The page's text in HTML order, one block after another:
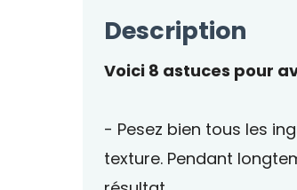
Description
Voici 8 astuces pour
- Pesez bien tous les
texture. Pendant